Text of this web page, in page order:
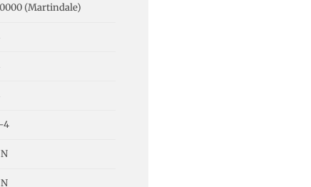
(Martindale)
4